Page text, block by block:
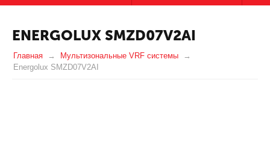
ENERGOLUX SMZD07V2AI
Главная
Мультизональные VRF системы
Energolux SMZD07V2AI